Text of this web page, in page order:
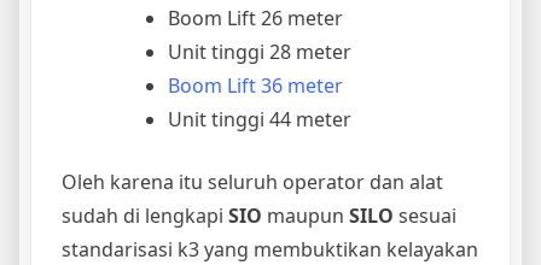
Boom Lift 26 meter
Unit tinggi 28 meter
Boom Lift 36 meter
Unit tinggi 44 meter
Oleh karena itu seluruh operator dan alat
sudah di lengkapi SIO maupun SILO sesuai
standarisasi k3 yang membuktikan kelayakan